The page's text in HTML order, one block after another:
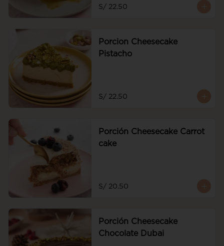
S/ 22.50
Porcion Cheesecake
Pistacho
S/ 22.50
Porción Cheesecake Carrot
cake
S/ 20.50
Porción Cheesecake
Chocolate Dubai